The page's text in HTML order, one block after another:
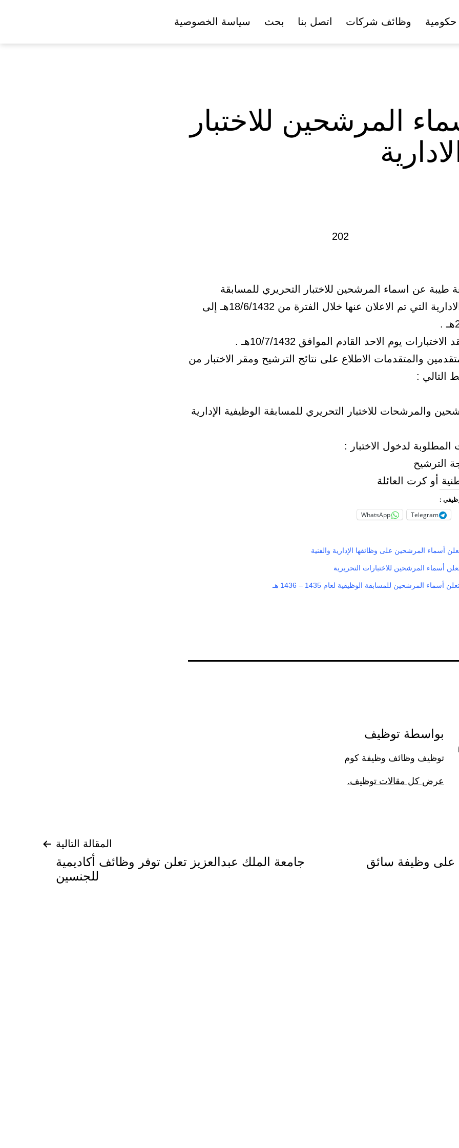
وظائف شركات اتصل بنا بحث سياسة الخصوصية
المرشحين للاختبار
طيبة عن اسماء المرشحين للاختبار التحريري للمسابقة
الوظيفية الادارية التي تم الاعلان عنها خلال الفترة من 18/6/1432هـ إلى
يوم الاحد القادم الموافق 10/7/1432هـ .
والمتقدمات الاطلاع على نتائج الترشيح ومقر الاختبار من
التالي :
والمرشحات للاختبار التحريري للمسابقة الوظيفية الإدارية
المطلوبة لدخول الاختبار :
الترشيح
أو كرت العائلة
:
Telegram
WhatsApp
أسماء المرشحين على وظائفها الإدارية والفنية
أسماء المرشحين للاختبارات التحريرية
المرشحين للمسابقة الوظيفية لعام 1435 – 1436 هـ
بواسطة توظيف
توظيف وظائف وظيفة كوم
عرض كل مقالات توظيف.
على وظيفة سائق
المقالة التالية
جامعة الملك عبدالعزيز تعلن توفر وظائف أكاديمية
للجنسين